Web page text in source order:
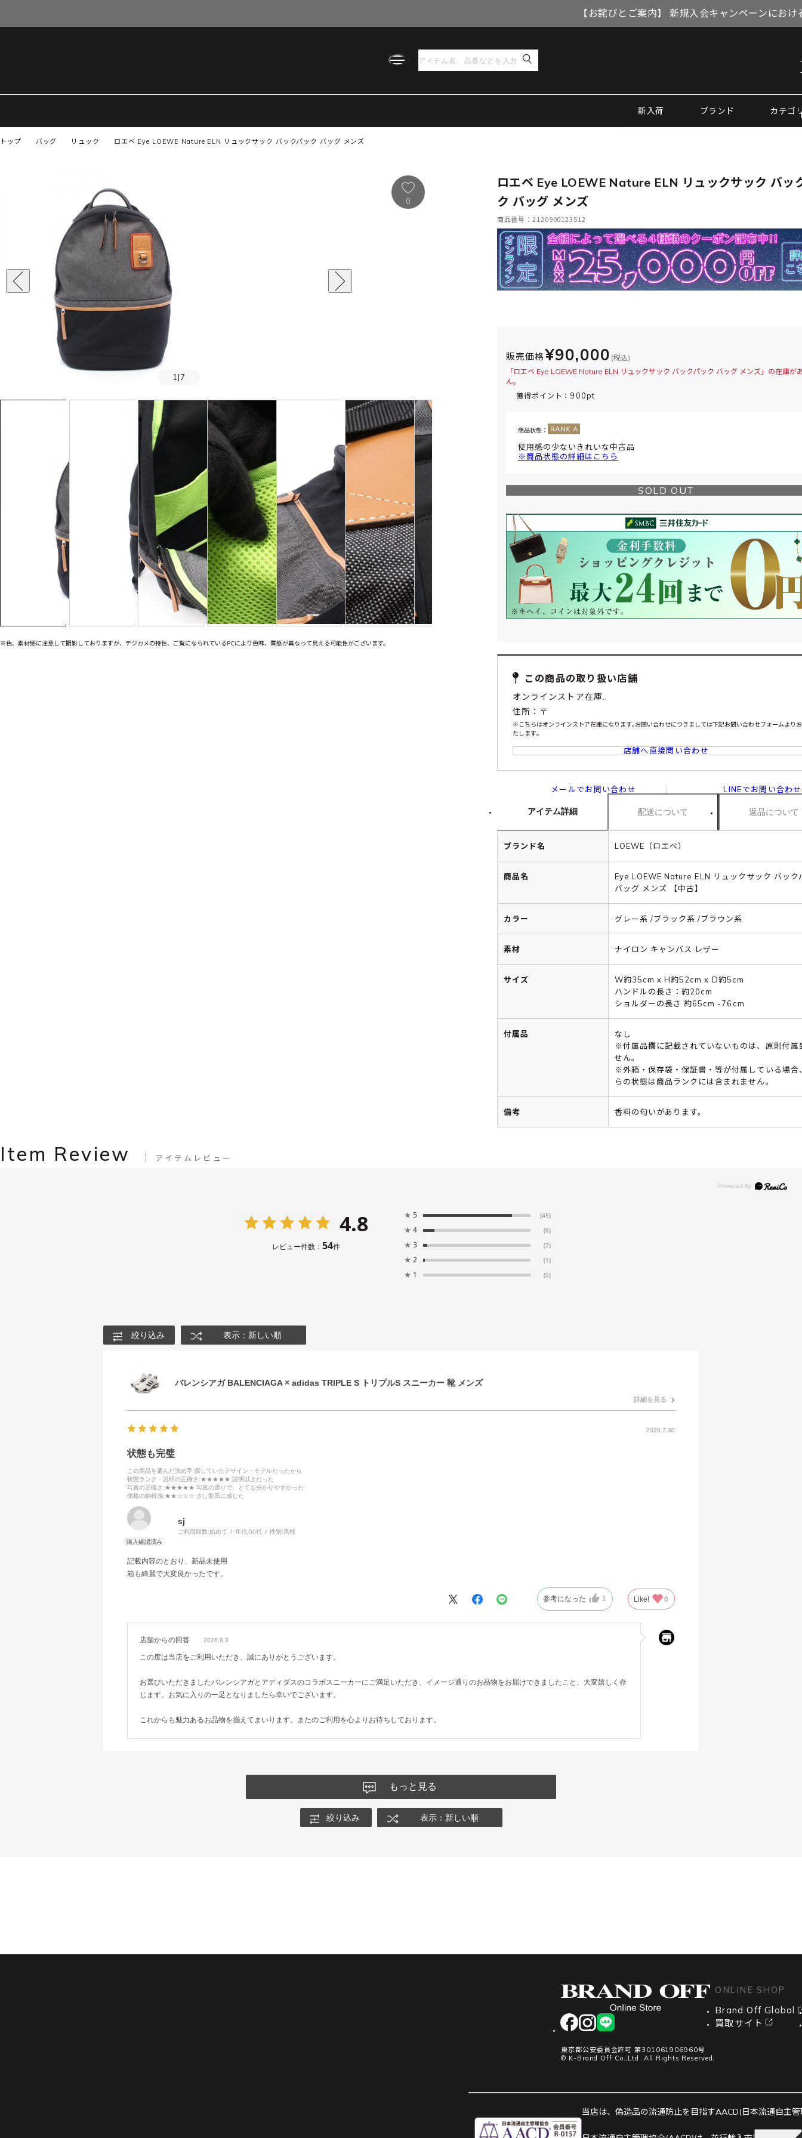
【お詫びとご案内】 新規入会キャンペーンにお
新入荷 ブランド カテゴ
トップ ロエベ Eye LOEWE Nature ELN リュックサック バックパック バッグ メンズ
バッグ リュック
SOLD OUT
1 |7
0
※色、素材感に注意して撮影しておりますが、デジカメの特性、ご覧になられているPCにより色味、質感が異なって見える可能性がございます。
ロエベ Eye LOEWE Nature ELN リュックサック バッ
ク バッグ メンズ
商品番号：2120900123512
販売価格¥90,000 (税込)
「ロエベ Eye LOEWE Nature ELN リュックサック バックパック バッグ メンズ」の在庫が
ん。
獲得ポイント： 900pt
商品状態：
使用感の少ないきれいな中古品
※商品状態の詳細はこちら
SOLD OUT
この商品の取り扱い店舗
オンラインストア在庫..
住所：〒
※こちらはオンラインストア在庫になります｡お問い合わせにつきましては下記お問い合わせフォームより
たします｡
店舗へ直接問い合わせ
メールでお問い合わせ LINEでお問い合わせ
アイテム詳細 配送について 返品について
ブランド名 LOEWE（ロエベ）
商品名
Eye LOEWE Nature ELN リュックサック バック
バッグ メンズ 【中古】
カラー グレー系 /ブラック系 /ブラウン系
素材 ナイロン キャンバス レザー
サイズ
W約35cm x H約52cm x D約5cm
ハンドルの長さ：約20cm
ショルダーの長さ 約65cm -76cm
付属品
なし
※付属品欄に記載されていないものは、原則付属
せん。
※外箱・保存袋・保証書・等が付属している場合
らの状態は商品ランクには含まれません。
備考 香料の匂いがあります。
Item Review アイテムレビュー
4.8
レビュー件数： 54件
★ 5 (45)
★ 4 (6)
★ 3 (2)
★ 2 (1)
★ 1 (0)
絞り込み 表示：新しい順
バレンシアガ BALENCIAGA × adidas TRIPLE S トリプルS スニーカー 靴 メンズ
詳細を見る
2026.7.30
状態も完璧
この商品を選んだ決め手:探していたデザイン・モデルだったから
状態ランク・説明の正確さ :★★★★★ 説明以上だった
写真の正確さ :★★★★★ 写真の通りで、とても分かりやすかった
価格の納得感:★★☆☆☆ 少し割高に感じた
sj
ご利用回数:始めて 年代:50代 性別:男性
記載内容のとおり、新品未使用
箱も綺麗で大変良かったです。
参考になった 1 Like! 0
店舗からの回答 2026.8.3
この度は当店をご利用いただき、誠にありがとうございます。
お選びいただきましたバレンシアガとアディダスのコラボスニーカーにご満足いただき、イメージ通りのお品物をお届けできましたこと、大変嬉しく存
じます。お気に入りの一足となりましたら幸いでございます。
これからも魅力あるお品物を揃えてまいります。またのご利用を心よりお待ちしております。
もっと見る
絞り込み 表示：新しい順
facebookinstagram
LINE
東京都公安委員会許可 第301061906960号
© K-Brand Off Co.,Ltd. All Rights Reserved.
ONLINE SHOP
Brand Off Global
買取サイト
当店は、偽造品の流通防止を目指すAACD(日本流通自主